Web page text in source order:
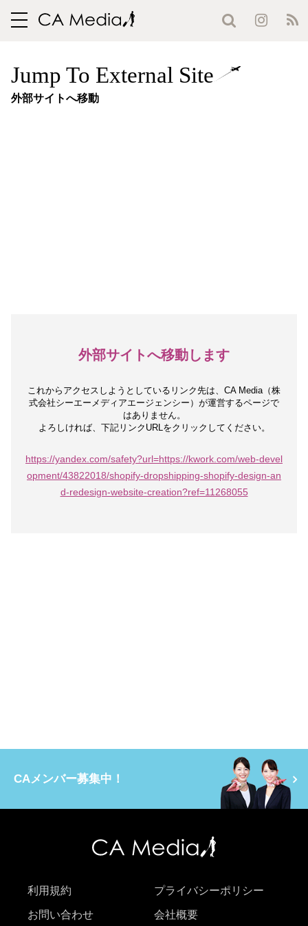
toggle
Jump To External Site
外部サイトへ移動
外部サイトへ移動します
これからアクセスしようとしているリンク先は、 CA Media（株
式会社シーエーメディアエージェンシー）が運営するページで
はありません。
よろしければ、下記リンクURLをクリックしてください。
https://yandex.com/safety?url=https://kwork.com/web-devel
opment/43822018/shopify-dropshipping-shopify-design-an
d-redesign-website-creation?ref=11268055
CAメンバー募集中！
利用規約 プライバシーポリシー
お問い合わせ 会社概要